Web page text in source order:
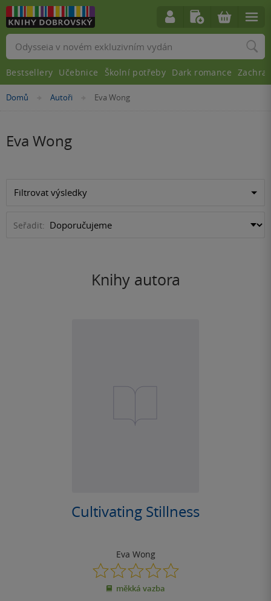
Nacházíte
Domů »Autoři »
Eva Wong
Eva Wong
Filtrovat výsledky
Seřadit:
Knihy autora
Cultivating Stillness
Eva Wong
0.0
z
5
měkká vazba
Vyhledávání
Bestsellery Učebnice Školní potřeby Dark romance